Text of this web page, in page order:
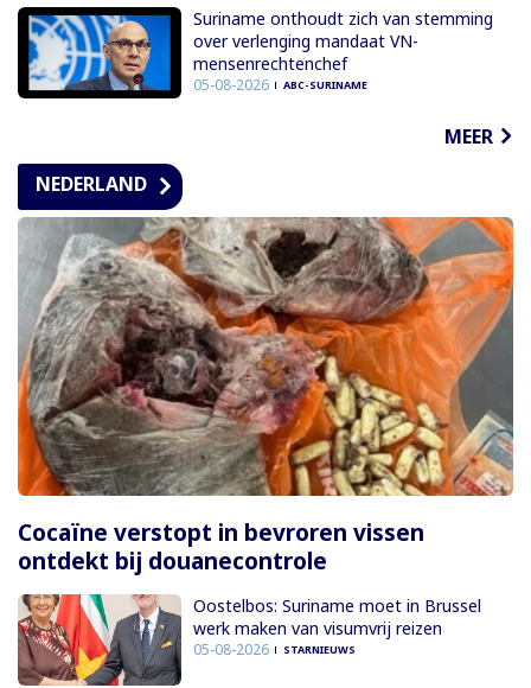
Suriname onthoudt zich van stemming
over verlenging mandaat VN-
mensenrechtenchef
05-08-2026 ABC-SURINAME
MEER
NEDERLAND
Cocaïne verstopt in bevroren vissen
ontdekt bij douanecontrole
Oostelbos: Suriname moet in Brussel
werk maken van visumvrij reizen
05-08-2026 STARNIEUWS